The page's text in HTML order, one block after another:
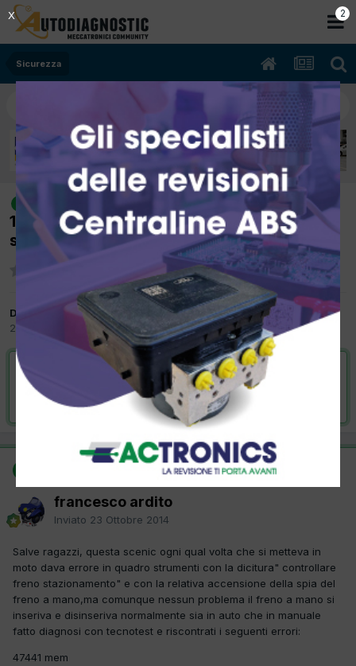
Sicurezza
risolto
[renault scenic x mod 05/2012
1.500cc k9k 78Kw Diesel] controllare freno
stazionamento
Da francesco ardito
23 Ottobre 2014
inSicurezza
VAI ALLA SOLUZIONE
Risolta da francesco ardito,23 Ottobre 2014
francesco ardito
Inviato 23 Ottobre 2014
Salve ragazzi, questa scenic ogni qual volta che si metteva in
moto dava errore in quadro strumenti con la dicitura" controllare
freno stazionamento" e con la relativa accensione della spia del
freno a mano,ma comunque nessun problema il freno a mano si
inseriva e disinseriva normalmente sia in auto che in manuale
fatto diagnosi con tecnotest e riscontrati i seguenti errori:
47441 mem
2
X